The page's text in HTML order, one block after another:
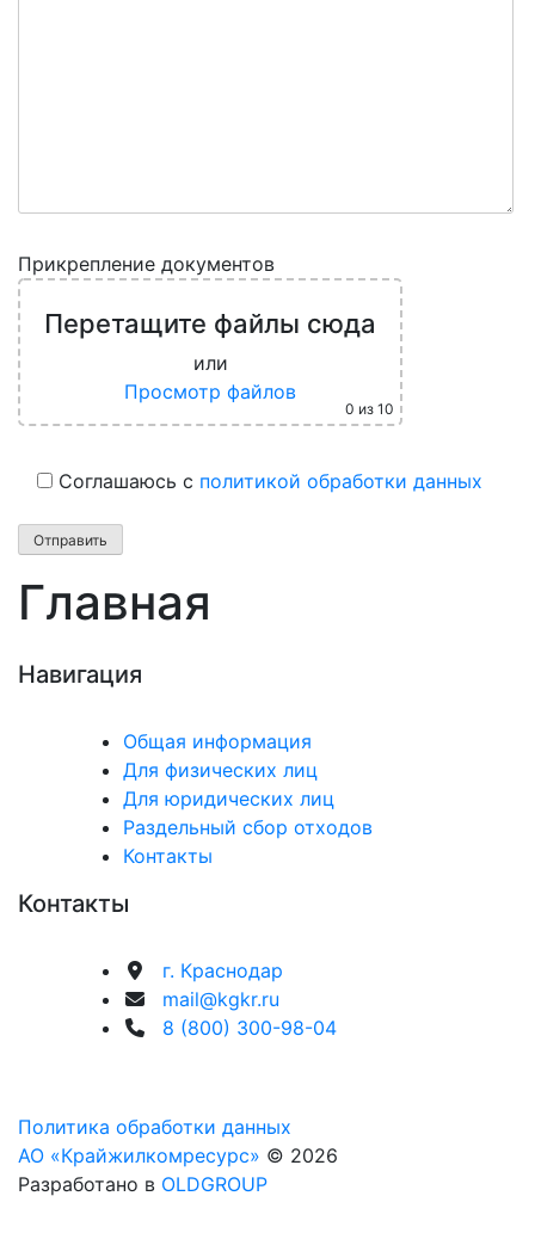
Прикрепление документов
Перетащите файлы сюда
или
Просмотр файлов
0 из 10
Соглашаюсь с политикой обработки данных
Главная
Навигация
Общая информация
Для физических лиц
Для юридических лиц
Раздельный сбор отходов
Контакты
Контакты
г. Краснодар
mail@kgkr.ru
8 (800) 300-98-04
Политика обработки данных
АО «Крайжилкомресурс» © 2026
Разработано в OLDGROUP